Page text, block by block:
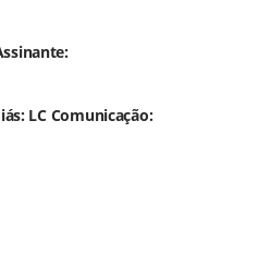
LC Comunicação: